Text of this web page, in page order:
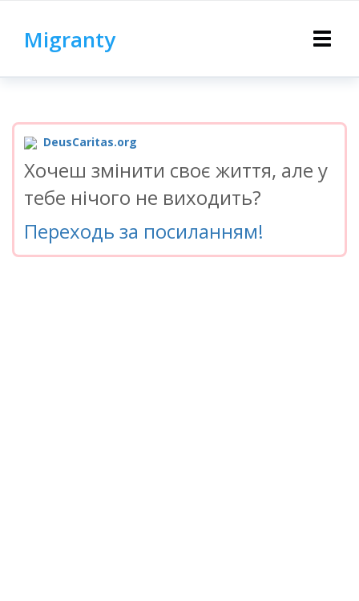
Toggle
Migranty
DeusCaritas.org
Хочеш змінити своє життя, але у
тебе нічого не виходить?
Переходь за посиланням!